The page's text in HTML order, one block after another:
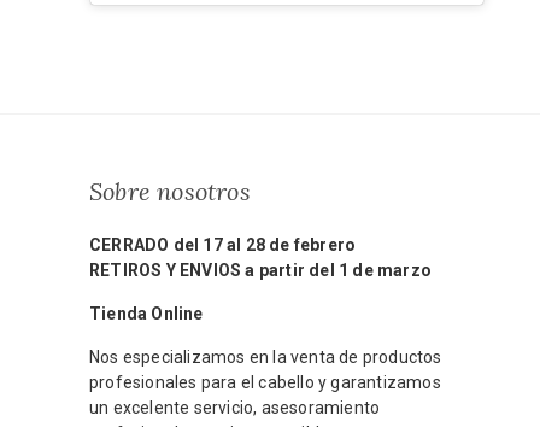
Sobre nosotros
CERRADO del 17 al 28 de febrero
RETIROS Y ENVIOS a partir del 1 de marzo
Tienda Online
Nos especializamos en la venta de productos
profesionales para el cabello y garantizamos
un excelente servicio, asesoramiento